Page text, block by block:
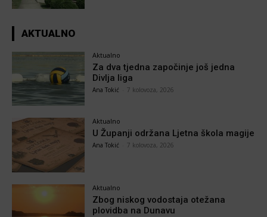
AKTUALNO
Aktualno
Za dva tjedna započinje još jedna
Divlja liga
Ana Tokić 7 kolovoza, 2026
Aktualno
U Županji održana Ljetna škola magije
Ana Tokić 7 kolovoza, 2026
Aktualno
Zbog niskog vodostaja otežana
plovidba na Dunavu